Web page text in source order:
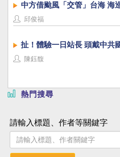
中方借颱風「交管」台海 海
邱俊福
扯！體驗一日站長 頭戴中共
陳鈺馥
熱門搜尋
請輸入標題、作者等關鍵字